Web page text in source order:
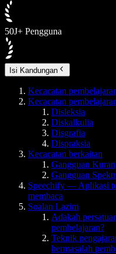
50J+ Pengguna
Isi Kandungan
Kecacatan
Kecacatan
Disleksia
Diskalkulia
Disgrafia
Dispraksia
Kecacatan berkaitan
Gangguan
Gangguan
Speechify — Aplikasi
membaca
Soalan Lazim
Adakah
pembelajaran?
Teknik
bermasalah